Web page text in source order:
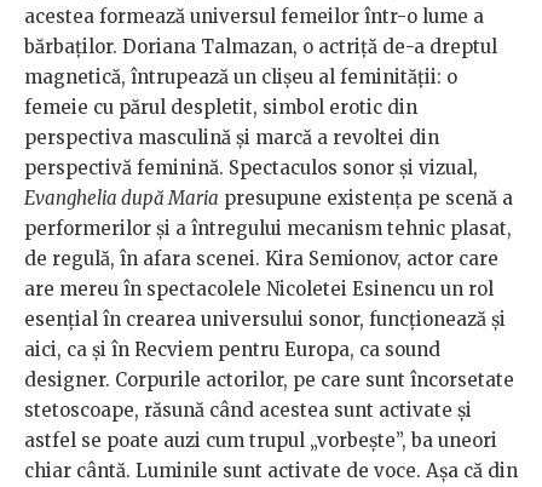
acestea formează universul femeilor într-o lume a
bărbaților. Doriana Talmazan, o actriţă de-a dreptul
magnetică, întrupează un clișeu al feminității: o
femeie cu părul despletit, simbol erotic din
perspectiva masculină și marcă a revoltei din
perspectivă feminină. Spectaculos sonor și vizual,
Evanghelia după Maria presupune existența pe scenă a
performerilor și a întregului mecanism tehnic plasat,
de regulă, în afara scenei. Kira Semionov, actor care
are mereu în spectacolele Nicoletei Esinencu un rol
esenţial în crearea universului sonor, funcţionează și
aici, ca și în Recviem pentru Europa, ca sound
designer. Corpurile actorilor, pe care sunt încorsetate
stetoscoape, răsună când acestea sunt activate şi
astfel se poate auzi cum trupul „vorbeşte”, ba uneori
chiar cântă. Luminile sunt activate de voce. Aşa că din